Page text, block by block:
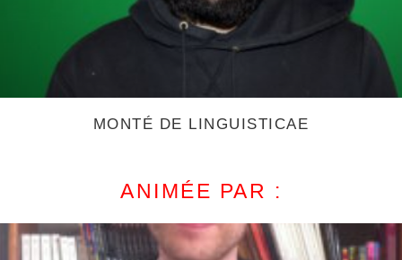
MONTÉ DE LINGUISTICAE
ANIMÉE PAR :